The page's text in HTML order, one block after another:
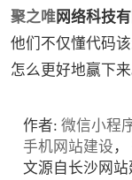
聚之唯网络科技有
他们不仅懂代码
怎么更好地赢下来
作者:微信小程
手机网站建设 ，
文源自长沙网